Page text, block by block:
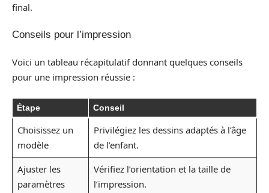
final.
Conseils pour l’impression
Voici un tableau récapitulatif donnant quelques conseils
pour une impression réussie :
Étape Conseil
Choisissez un
modèle
Privilégiez les dessins adaptés à l’âge
de l’enfant.
Ajuster les
paramètres
Vérifiez l’orientation et la taille de
l’impression.